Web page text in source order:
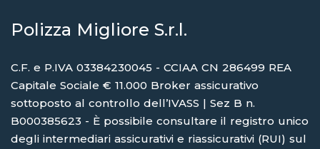
Polizza Migliore S.r.l.
C.F. e P.IVA 03384230045 - CCIAA CN 286499 REA
Capitale Sociale € 11.000 Broker assicurativo
sottoposto al controllo dell’IVASS | Sez B n.
B000385623 - È possibile consultare il registro unico
degli intermediari assicurativi e riassicurativi (RUI) sul